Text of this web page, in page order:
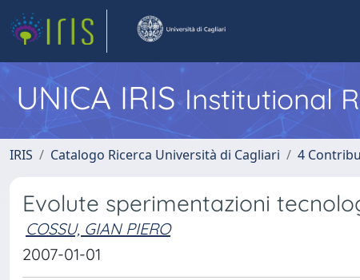
UNICA IRISInstitutional
IRIS Catalogo Ricerca Università di Cagliari 4
Evolute sperimentazioni
COSSU, GIAN PIERO
2007-01-01